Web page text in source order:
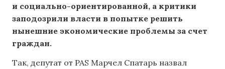
и социально-ориентированной, а критики
заподозрили власти в попытке решить
нынешние экономические проблемы за счет
граждан.
Так, депутат от PAS Марчел Спатарь назвал